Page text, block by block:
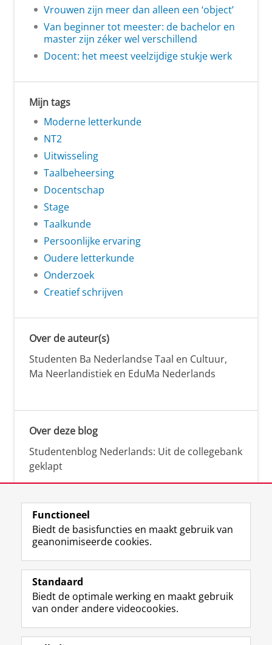
Vrouwen zijn meer dan alleen een ‘object’
Van beginner tot meester: de bachelor en
master zijn zéker wel verschillend
Docent: het meest veelzijdige stukje werk
Mijn tags
Moderne letterkunde
NT2
Uitwisseling
Taalbeheersing
Docentschap
Stage
Taalkunde
Persoonlijke ervaring
Oudere letterkunde
Onderzoek
Creatief schrijven
Over de auteur(s)
Studenten Ba Nederlandse Taal en Cultuur,
Ma Neerlandistiek en EduMa Nederlands
Over deze blog
Studentenblog Nederlands: Uit de collegebank
geklapt
Volg de RUG
F
a
e
b
o
L
i
k
e
I
R
S
-
f
e
I
n
t
r
Y
o
T
e
Studiekiezers
Functioneel
Biedt de basisfuncties en maakt gebruik van
geanonimiseerde cookies.
Standaard
Biedt de optimale werking en maakt gebruik
van onder andere videocookies.